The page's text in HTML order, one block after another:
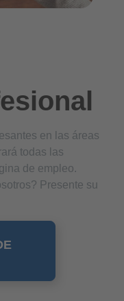
en las áreas
todas las
de empleo.
Presente su